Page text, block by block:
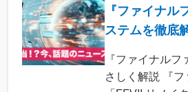
『ファイナ
ステムを徹底
『ファイナル
さしく解説 『